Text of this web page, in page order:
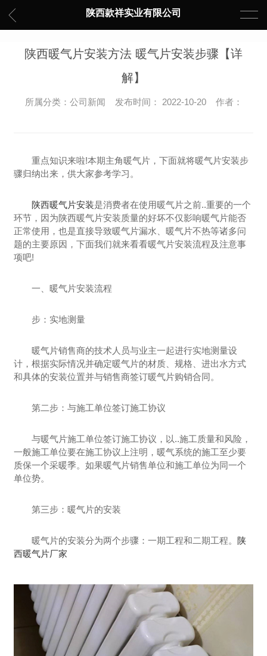
陕西款祥实业有限公司
陕西暖气片安装方法 暖气片安装步骤【详
解】
所属分类：公司新闻 发布时间： 2022-10-20 作者：
重点知识来啦!本期主角暖气片，下面就将暖气片安装步
骤归纳出来，供大家参考学习。
陕西暖气片安装是消费者在使用暖气片之前..重要的一个
环节，因为陕西暖气片安装质量的好坏不仅影响暖气片能否
正常使用，也是直接导致暖气片漏水、暖气片不热等诸多问
题的主要原因，下面我们就来看看暖气片安装流程及注意事
项吧!
一、暖气片安装流程
步：实地测量
暖气片销售商的技术人员与业主一起进行实地测量设
计，根据实际情况并确定暖气片的材质、规格、进出水方式
和具体的安装位置并与销售商签订暖气片购销合同。
第二步：与施工单位签订施工协议
与暖气片施工单位签订施工协议，以..施工质量和风险，
一般施工单位要在施工协议上注明，暖气系统的施工至少要
质保一个采暖季。如果暖气片销售单位和施工单位为同一个
单位势。
第三步：暖气片的安装
暖气片的安装分为两个步骤：一期工程和二期工程。 陕
西暖气片厂家